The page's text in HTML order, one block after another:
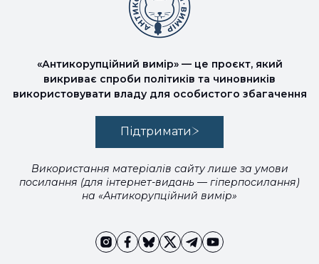
«Антикорупційний вимір» — це проєкт, який
викриває спроби політиків та чиновників
використовувати владу для особистого збагачення
Підтримати
Використання матеріалів сайту лише за умови
посилання (для інтернет-видань — гіперпосилання)
на «Антикорупційний вимір»